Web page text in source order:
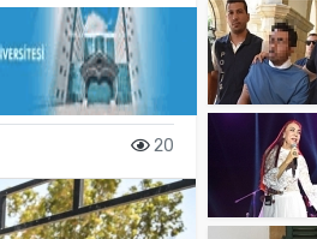
20